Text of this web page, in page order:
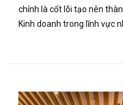
chính là cốt lõi tạo nên
Kinh doanh trong lĩnh vực